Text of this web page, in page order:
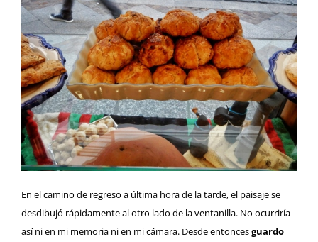
En el camino de regreso a última hora de la tarde, el paisaje se
desdibujó rápidamente al otro lado de la ventanilla. No ocurriría
así ni en mi memoria ni en mi cámara. Desde entoncesguardo